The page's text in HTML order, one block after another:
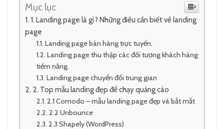
Mục lục
1. Landing page là gì? Những điều cần biết về landing
page
Landing page bán hàng trực tuyến.
Landing page thu thập các đối tượng khách hàng
tiềm năng.
Landing page chuyển đổi trung gian
2. Top mẫu landing đẹp để chạy quảng cáo
2.1 Comodo – mẫu landing page đẹp và bắt mắt
2.2 Unbounce
2.3 Shapely (WordPress)